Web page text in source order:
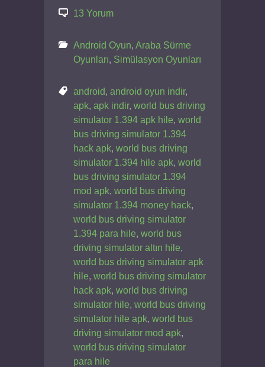
13 Yorum
Android Oyun, Araba Sürme
Oyunları, Simülasyon Oyunları
android, android oyun indir,
apk, apk indir, world bus driving
simulator 1.394 apk hile, world
bus driving simulator 1.394
hack apk, world bus driving
simulator 1.394 hile apk, world
bus driving simulator 1.394
mod apk, world bus driving
simulator 1.394 money hack,
world bus driving simulator
1.394 para hile, world bus
driving simulator altın hile,
world bus driving simulator apk
hile, world bus driving simulator
hack apk, world bus driving
simulator hile, world bus driving
simulator hile apk, world bus
driving simulator mod apk,
world bus driving simulator
para hile